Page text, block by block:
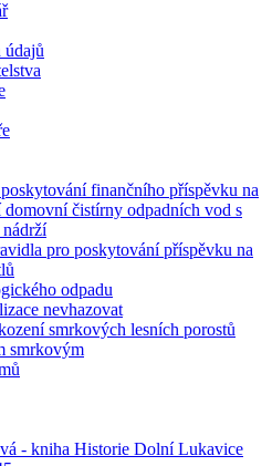
údajů
finančního příspěvku na
čistírny odpadních vod s
pro poskytování příspěvku na
odpadu
nevhazovat
smrkových lesních porostů
smrkovým
- kniha Historie Dolní Lukavice